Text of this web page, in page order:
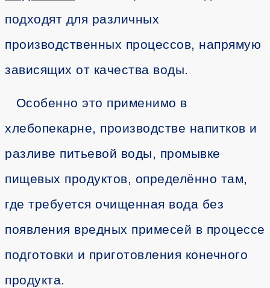
подходят для различных
производственных процессов, напрямую
зависящих от качества воды.
Особенно это применимо в
хлебопекарне, производстве напитков и
разливе питьевой воды, промывке
пищевых продуктов, определённо там,
где требуется очищенная вода без
появления вредных примесей в процессе
подготовки и приготовления конечного
продукта.